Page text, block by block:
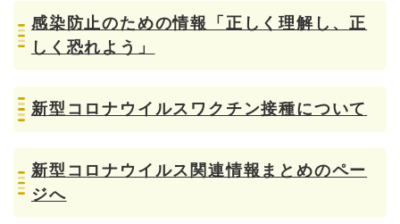
感染防止のための情報「正しく理解し、正
しく恐れよう」
新型コロナウイルスワクチン接種について
新型コロナウイルス関連情報まとめのペー
ジへ